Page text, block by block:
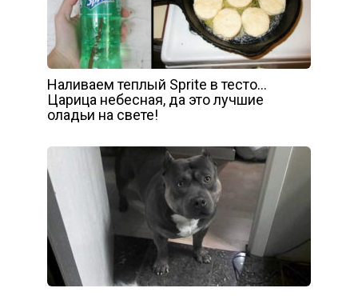
Наливаем теплый Sprite в тесто…
Царица небесная, да это лучшие
оладьи на свете!